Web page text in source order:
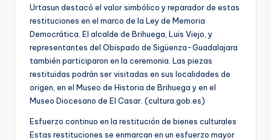
Urtasun destacó el valor simbólico y reparador de estas
restituciones en el marco de la Ley de Memoria
Democrática. El alcalde de Brihuega, Luis Viejo, y
representantes del Obispado de Sigüenza-Guadalajara
también participaron en la ceremonia. Las piezas
restituidas podrán ser visitadas en sus localidades de
origen, en el Museo de Historia de Brihuega y en el
Museo Diocesano de El Casar. (cultura.gob.es)
Esfuerzo continuo en la restitución de bienes culturales
Estas restituciones se enmarcan en un esfuerzo mayor